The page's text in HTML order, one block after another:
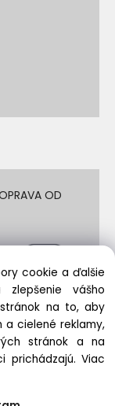
OD
vyhradené
cookie a ďalšie
zlepšenie vášho
na to, aby
a cielené reklamy,
stránok a na
prichádzajú.Viac